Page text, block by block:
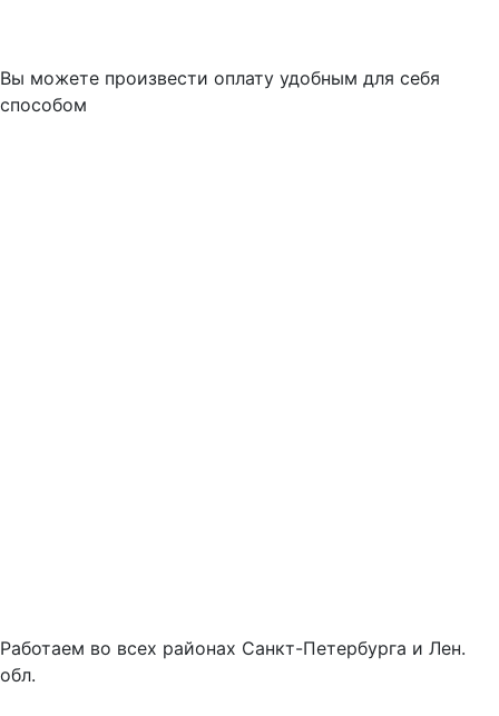
Вы можете произвести оплату удобным для себя
способом
Работаем во всех районах Санкт-Петербурга и Лен.
обл.